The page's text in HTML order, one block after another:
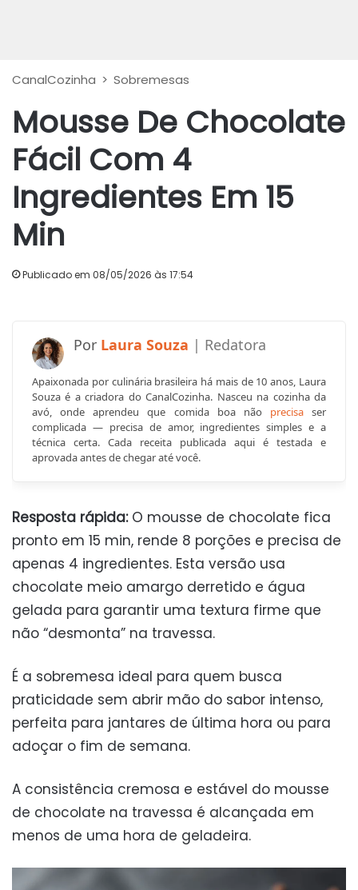
CanalCozinha > Sobremesas
Mousse De Chocolate
Fácil Com 4
Ingredientes Em 15
Min
Publicado em 08/05/2026 às 17:54
Laura Souza
Apaixonada por culinária brasileira há mais de 10 anos, Laura
Souza é a criadora do CanalCozinha. Nasceu na cozinha da
avó, onde aprendeu que comida boa não precisaser
complicada — precisa de amor, ingredientes simples e a
técnica certa. Cada receita publicada aqui é testada e
aprovada antes de chegar até você.
Resposta rápida:O mousse de chocolate fica
pronto em 15 min, rende 8 porções e precisa de
apenas 4 ingredientes. Esta versão usa
chocolate meio amargo derretido e água
gelada para garantir uma textura firme que
não “desmonta” na travessa.
É a sobremesa ideal para quem busca
praticidade sem abrir mão do sabor intenso,
perfeita para jantares de última hora ou para
adoçar o fim de semana.
A consistência cremosa e estável do mousse
de chocolate na travessa é alcançada em
menos de uma hora de geladeira.